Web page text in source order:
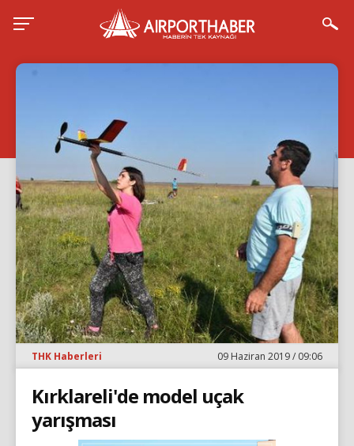
THK Haberleri 09 Haziran 2019 / 09:06
Kırklareli'de model uçak
yarışması